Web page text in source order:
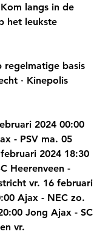
langs in de
het leukste
regelmatige basis
· Kinepolis
2024 00:00
- PSV ma. 05
2024 18:30
Heerenveen -
vr. 16 februari
Ajax - NEC zo.
Jong Ajax - SC
vr.